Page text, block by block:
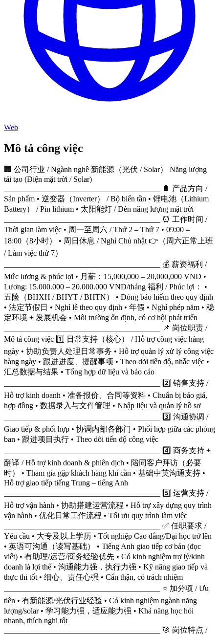
Web
Mô tả công việc
🏢 公司行业 / Ngành nghề 新能源（光伏 / Solar） Năng lượng
tái tạo (Điện mặt trời / Solar)
________________________________________ 🔋 产品方向 /
Sản phẩm • 逆变器（Inverter） / Bộ biến tần • 锂电池（Lithium
Battery） / Pin lithium • 太阳能灯 / Đèn năng lượng mặt trời
________________________________________ ⏰ 工作时间 /
Thời gian làm việc • 周一至周六 / Thứ 2 – Thứ 7 • 09:00 –
18:00（8小时） • 周日休息 / Nghỉ Chủ nhật 👉（周六正常上班
/ Làm việc thứ 7）
________________________________________ 💰 薪资福利 /
Mức lương & phúc lợi • 月薪：15,000,000 – 20,000,000 VND •
Lương: 15.000.000 – 20.000.000 VND/tháng 福利 / Phúc lợi： •
五险（BHXH / BHYT / BHTN） • Đóng bảo hiểm theo quy định
• 法定节假日 • Nghỉ lễ theo quy định • 年假 • Nghỉ phép năm • 稳
定环境 + 发展机会 • Môi trường ổn định, có cơ hội phát triển
________________________________________ 📌 岗位职责 /
Mô tả công việc 1️⃣ 日常支持（核心） / Hỗ trợ công việc hàng
ngày • 协助负责人处理日常事务 • Hỗ trợ quản lý xử lý công việc
hàng ngày • 跟进进度、提醒事项 • Theo dõi tiến độ, nhắc việc •
汇总数据与结果 • Tổng hợp dữ liệu và báo cáo
________________________________________ 2️⃣ 销售支持 /
Hỗ trợ kinh doanh • 准备报价、合同等资料 • Chuẩn bị báo giá,
hợp đồng • 数据录入与文件管理 • Nhập liệu và quản lý hồ sơ
________________________________________ 3️⃣ 沟通协调 /
Giao tiếp & phối hợp • 协调内部各部门 • Phối hợp giữa các phòng
ban • 跟进项目执行 • Theo dõi tiến độ công việc
________________________________________ 4️⃣ 商务支持 +
翻译 / Hỗ trợ kinh doanh & phiên dịch • 陪同客户拜访（必要
时） • Tham gia gặp khách hàng khi cần • 基础中英沟通支持 •
Hỗ trợ giao tiếp tiếng Trung – tiếng Anh
________________________________________ 5️⃣ 运营支持 /
Hỗ trợ vận hành • 协助搭建运营流程 • Hỗ trợ xây dựng quy trình
vận hành • 优化日常工作流程 • Tối ưu quy trình làm việc
________________________________________ ✅ 任职要求 /
Yêu cầu • 大专及以上学历 • Tốt nghiệp Cao đẳng/Đại học trở lên
• 英语可沟通（读写基础） • Tiếng Anh giao tiếp cơ bản (đọc
viết) • 有助理/运营/商务经验优先 • Có kinh nghiệm trợ lý/kinh
doanh là lợi thế • 沟通能力强，执行力强 • Kỹ năng giao tiếp và
thực thi tốt • 细心、责任心强 • Cẩn thận, có trách nhiệm
________________________________________ ⭐ 加分项 / Ưu
tiên • 有新能源/光伏行业经验 • Có kinh nghiệm ngành năng
lượng/solar • 学习能力强，适应能力强 • Khả năng học hỏi
nhanh, thích nghi tốt
________________________________________ 🎯 岗位特点 /